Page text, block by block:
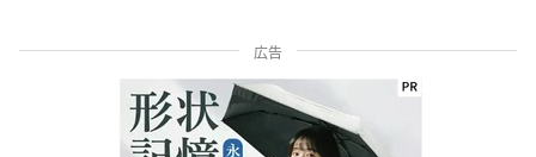
広告